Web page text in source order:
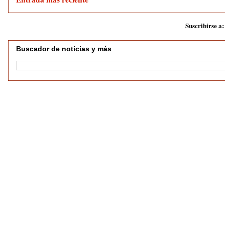
Suscribirse a:
Buscador de noticias y más